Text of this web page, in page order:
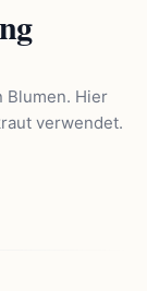
Blumen. Hier
verwendet.